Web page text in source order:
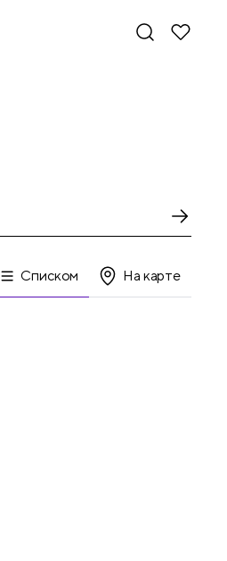
Списком На карте